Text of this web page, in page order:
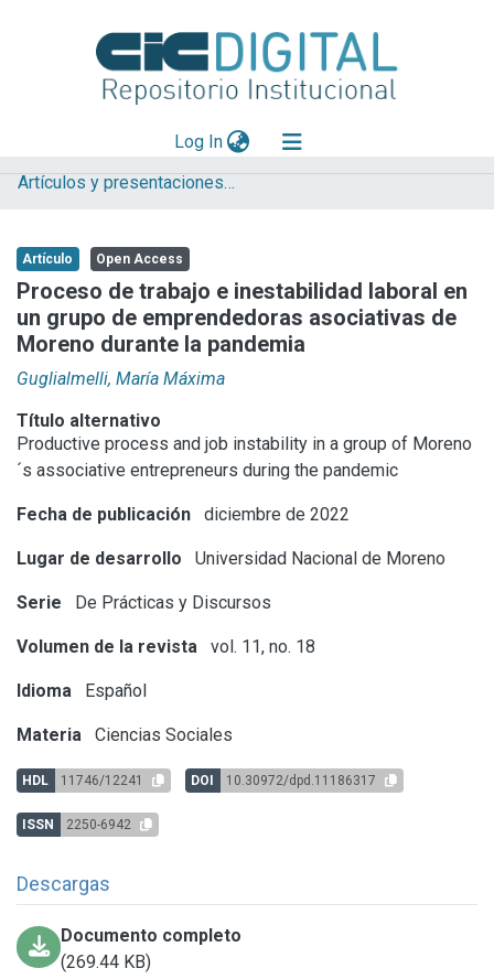
Log In(current)
Explorar
Aportar material
Statistics
Artículos y presentaciones en Congresos
Artículo Open Access
Proceso de trabajo e inestabilidad laboral en
un grupo de emprendedoras asociativas de
Moreno durante la pandemia
Guglialmelli, María Máxima
Título alternativo
Productive process and job instability in a group of Moreno
´s associative entrepreneurs during the pandemic
Fecha de publicación diciembre de 2022
Lugar de desarrollo Universidad Nacional de Moreno
Serie De Prácticas y Discursos
Volumen de la revista vol. 11, no. 18
Idioma Español
Materia Ciencias Sociales
HDL 11746/12241 DOI 10.30972/dpd.11186317
ISSN 2250-6942
Descargas
Documento completo
(269.44 KB)